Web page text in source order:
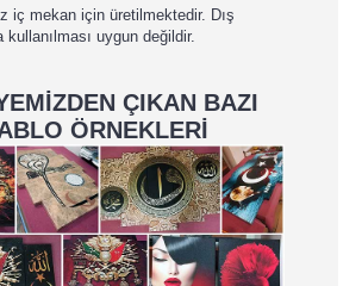
iç mekan için üretilmektedir. Dış
kullanılması uygun değildir.
ÇIKAN BAZI
ÖRNEKLERİ